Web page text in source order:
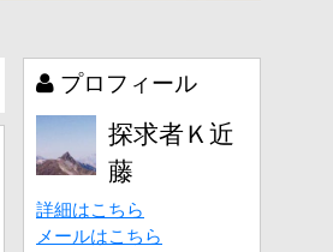
プロフィール
探求者Ｋ近
藤
詳細はこちら
メールはこちら